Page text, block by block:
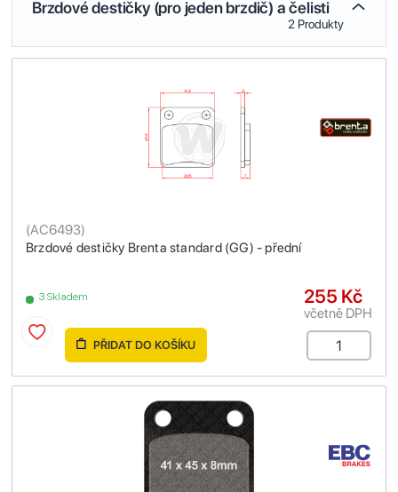
Brzdové destičky (pro jeden brzdič) a čelisti
2 Produkty
Brzdové destičky Brenta standard (GG) - přední
(AC6493)
3 Skladem 255 Kč
včetně DPH
PŘIDAT DO KOŠÍKU